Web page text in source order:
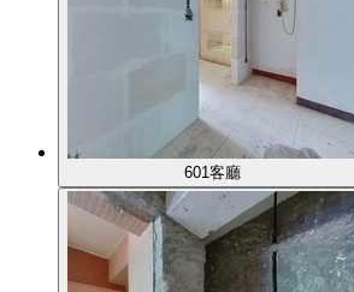
601客廳